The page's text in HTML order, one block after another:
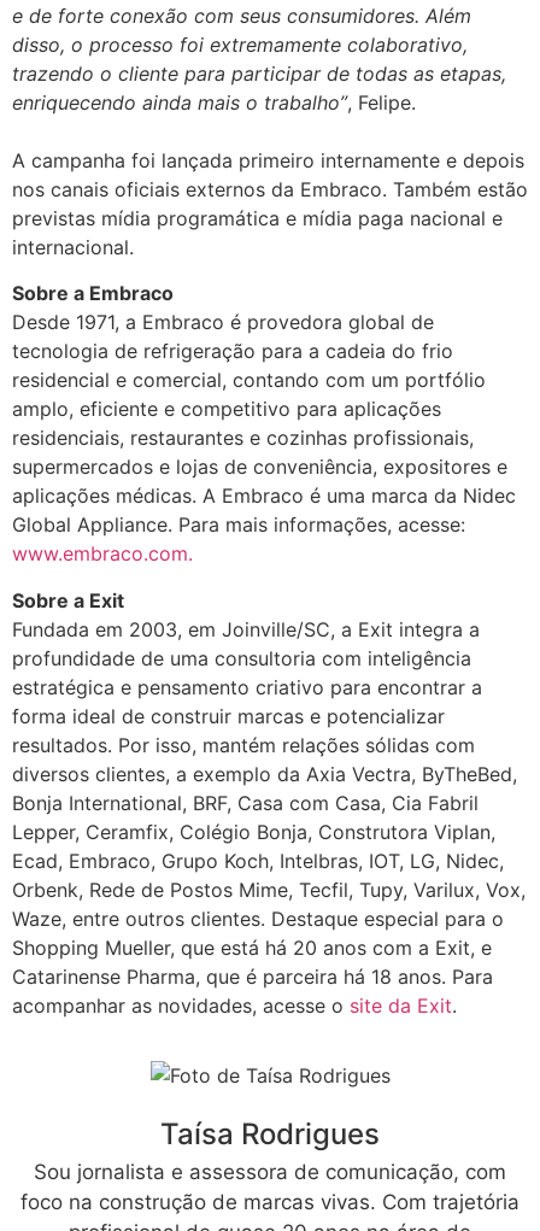
e de forte conexão com seus consumidores. Além
disso, o processo foi extremamente colaborativo,
trazendo o cliente para participar de todas as etapas,
enriquecendo ainda mais o trabalho”, Felipe.
A campanha foi lançada primeiro internamente e depois
nos canais oficiais externos da Embraco. Também estão
previstas mídia programática e mídia paga nacional e
internacional.
Sobre a Embraco
Desde 1971, a Embraco é provedora global de
tecnologia de refrigeração para a cadeia do frio
residencial e comercial, contando com um portfólio
amplo, eficiente e competitivo para aplicações
residenciais, restaurantes e cozinhas profissionais,
supermercados e lojas de conveniência, expositores e
aplicações médicas. A Embraco é uma marca da Nidec
Global Appliance. Para mais informações, acesse:
www.embraco.com.
Sobre a Exit
Fundada em 2003, em Joinville/SC, a Exit integra a
profundidade de uma consultoria com inteligência
estratégica e pensamento criativo para encontrar a
forma ideal de construir marcas e potencializar
resultados. Por isso, mantém relações sólidas com
diversos clientes, a exemplo da Axia Vectra, ByTheBed,
Bonja International, BRF, Casa com Casa, Cia Fabril
Lepper, Ceramfix, Colégio Bonja, Construtora Viplan,
Ecad, Embraco, Grupo Koch, Intelbras, IOT, LG, Nidec,
Orbenk, Rede de Postos Mime, Tecfil, Tupy, Varilux, Vox,
Waze, entre outros clientes. Destaque especial para o
Shopping Mueller, que está há 20 anos com a Exit, e
Catarinense Pharma, que é parceira há 18 anos. Para
acompanhar as novidades, acesse o site da Exit.
Taísa Rodrigues
Sou jornalista e assessora de comunicação, com
foco na construção de marcas vivas. Com trajetória